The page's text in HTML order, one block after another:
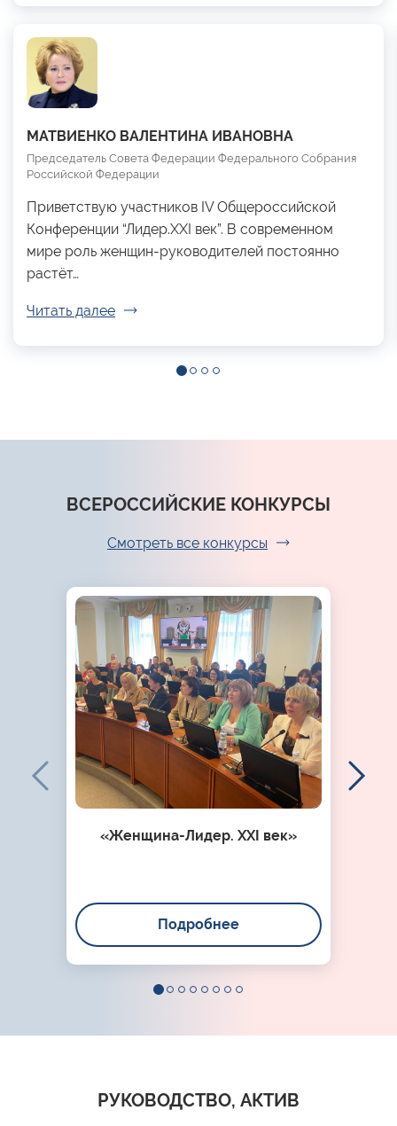
МАТВИЕНКО ВАЛЕНТИНА ИВАНОВНА
Председатель Совета Федерации Федерального Собрания
Российской Федерации
Приветствую участников IV Общероссийской
Конференции “Лидер.XXI век”. В современном
мире роль женщин-руководителей постоянно
растёт…
Читать далее
ВСЕРОССИЙСКИЕ КОНКУРСЫ
Смотреть все конкурсы
«Женщина-Лидер. XXI век»
Подробнее
РУКОВОДСТВО, АКТИВ